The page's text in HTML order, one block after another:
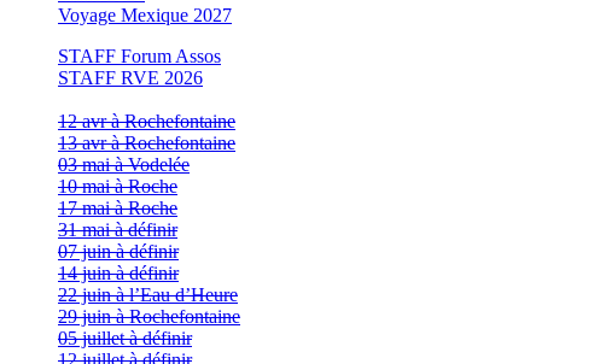
Voyage Mexique 2027
STAFF Forum Assos
STAFF RVE 2026
12 avr à Rochefontaine
13 avr à Rochefontaine
03 mai à Vodelée
10 mai à Roche
17 mai à Roche
31 mai à définir
07 juin à définir
14 juin à définir
22 juin à l’Eau d’Heure
29 juin à Rochefontaine
05 juillet à définir